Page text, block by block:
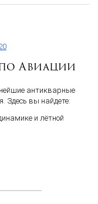
Авиации
антикварные
Здесь вы найдете:
и лётной
дирижаблей,
перехода к